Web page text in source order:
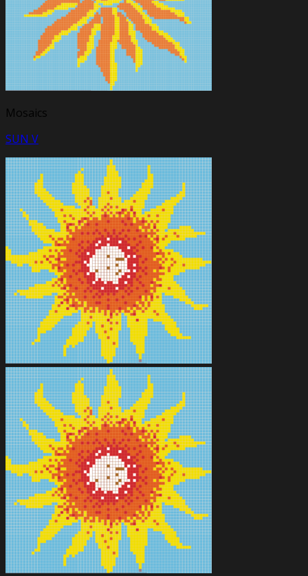
Mosaics
SUN V